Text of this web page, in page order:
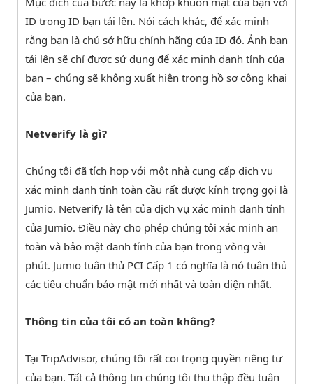
ID trong ID bạn tải lên. Nói cách khác, để xác minh
rằng bạn là chủ sở hữu chính hãng của ID đó. Ảnh bạn
tải lên sẽ chỉ được sử dụng để xác minh danh tính của
bạn – chúng sẽ không xuất hiện trong hồ sơ công khai
của bạn.
Netverify là gì?
Chúng tôi đã tích hợp với một nhà cung cấp dịch vụ
xác minh danh tính toàn cầu rất được kính trọng gọi là
Jumio. Netverify là tên của dịch vụ xác minh danh tính
của Jumio. Điều này cho phép chúng tôi xác minh an
toàn và bảo mật danh tính của bạn trong vòng vài
phút. Jumio tuân thủ PCI Cấp 1 có nghĩa là nó tuân thủ
các tiêu chuẩn bảo mật mới nhất và toàn diện nhất.
Thông tin của tôi có an toàn không?
Tại TripAdvisor, chúng tôi rất coi trọng quyền riêng tư
của bạn. Tất cả thông tin chúng tôi thu thập đều tuân